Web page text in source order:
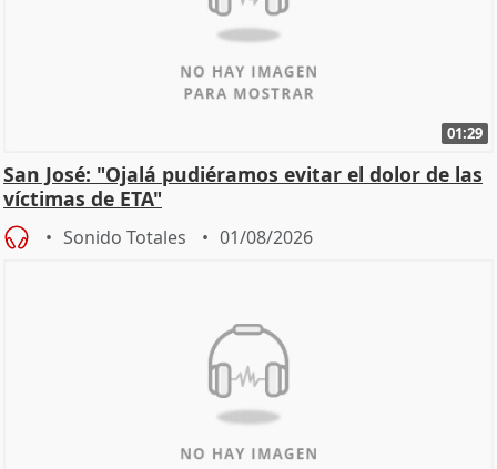
01:29
San José: "Ojalá pudiéramos evitar el dolor de las
víctimas de ETA"
Sonido Totales 01/08/2026